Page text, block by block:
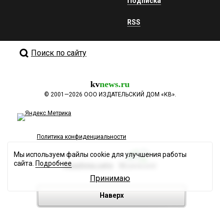
RSS
Поиск по сайту
kvnews.ru
© 2001—2026 ООО ИЗДАТЕЛЬСКИЙ ДОМ «КВ».
Политика конфиденциальности
Разработка сайта
Наверх
Мы используем файлы cookie для улучшения работы
сайта. Подробнее
Принимаю